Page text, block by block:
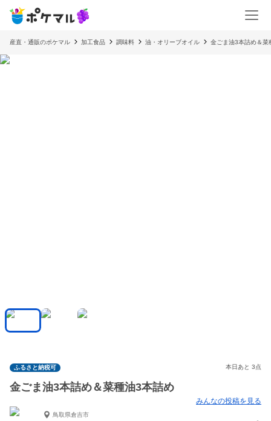
産直・通販のポケマル 加工食品 調味料 油・オリーブオイル 金ごま油3本詰め＆菜
ふるさと納税可 本日あと 3点
金ごま油3本詰め＆菜種油3本詰め
みんなの投稿を見る
鳥取県倉吉市